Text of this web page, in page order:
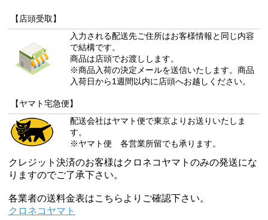
【店頭受取】
入力される配送先ご住所はお客様情報と同じ内容
で結構です。
商品は店頭でお渡しします。
※商品入荷の決定メールを送信いたします。商品
入荷日から1週間以内に店頭へお越しください。
【ヤマト宅急便】
配送会社はヤマト便で東京よりお送りいたしま
す。
※ヤマト便 各営業所留でも承ります。
クレジット決済のお客様はクロネコヤマトのみの発送にな
りますのでご了承下さい。
各業者の送料金表はこちらよりご確認下さい。
クロネコヤマト